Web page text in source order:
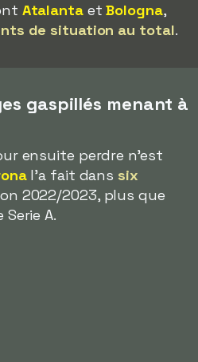
AtalantaetBologna,
de situation au total.
gaspillés menant à
ensuite perdre n'est
l'a fait dans six
2022/2023, plus que
A.